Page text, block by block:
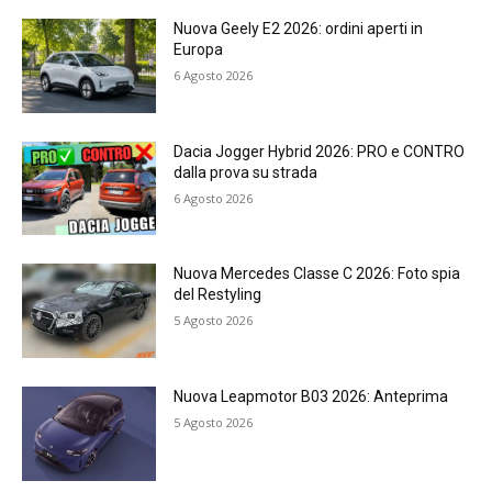
Nuova Geely E2 2026: ordini aperti in
Europa
6 Agosto 2026
Dacia Jogger Hybrid 2026: PRO e CONTRO
dalla prova su strada
6 Agosto 2026
Nuova Mercedes Classe C 2026: Foto spia
del Restyling
5 Agosto 2026
Nuova Leapmotor B03 2026: Anteprima
5 Agosto 2026